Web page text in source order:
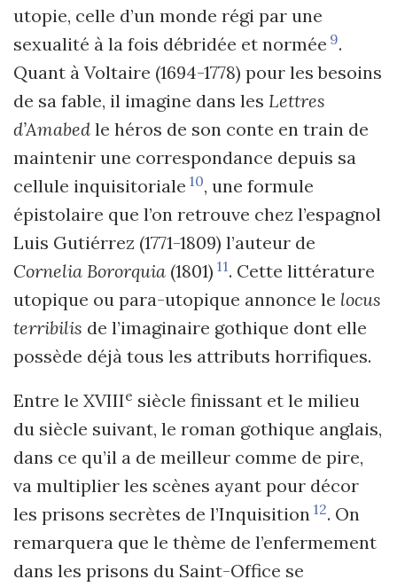
utopie, celle d’un monde régi par une
sexualité à la fois débridée et normée 9.
Quant à Voltaire (1694-1778) pour les besoins
de sa fable, il imagine dans les Lettres
d’Amabed le héros de son conte en train de
maintenir une correspondance depuis sa
cellule inquisitoriale 10, une formule
épistolaire que l’on retrouve chez l’espagnol
Luis Gutiérrez (1771-1809) l’auteur de
Cornelia Bororquia (1801) 11. Cette littérature
utopique ou para-utopique annonce le locus
terribilis de l’imaginaire gothique dont elle
possède déjà tous les attributs horrifiques.
Entre le XVIIIe siècle finissant et le milieu
du siècle suivant, le roman gothique anglais,
dans ce qu’il a de meilleur comme de pire,
va multiplier les scènes ayant pour décor
les prisons secrètes de l’Inquisition 12. On
remarquera que le thème de l’enfermement
dans les prisons du Saint-Office se